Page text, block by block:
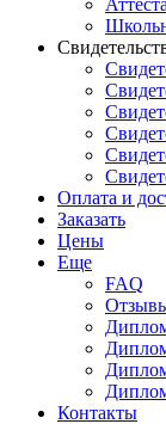
Оплата и
Заказать
Цены
Еще
FAQ
Контакты